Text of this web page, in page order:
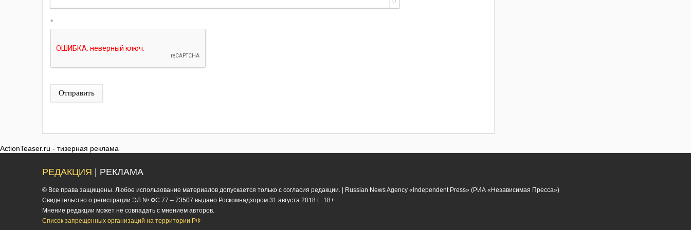
*
Отправить
ActionTeaser.ru - тизерная реклама
РЕДАКЦИЯ | РЕКЛАМА
© Все права защищены. Любое использование материалов допускается только с согласия редакции. | Russian News Agency «Independent Press» (РИА «Независимая Пресса»)
Cвидетельство о регистрации ЭЛ № ФС 77 – 73507 выдано Роскомнадзором 31 августа 2018 г.. 18+
Мнение редакции может не совпадать с мнением авторов.
Список запрещенных организаций на территории РФ